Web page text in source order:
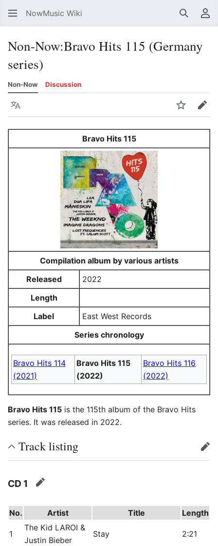
NowMusic Wiki Search
Non-Now:Bravo Hits 115 (Germany
series)
Non-Now Discussion
Language WatchEdit
Bravo Hits 115
Compilation album by various artists
Released
2022
Length
Label
East West Records
Series chronology
Bravo Hits 114
(2021)
Bravo Hits 115
(2022)
Bravo Hits 116
(2022)
Bravo Hits 115 is the 115th album of the Bravo Hits
series. It was released in 2022.
Track listing edit
CD 1 edit
No. Artist Title Length
1
The Kid LAROI &
Justin Bieber
Stay 2:21